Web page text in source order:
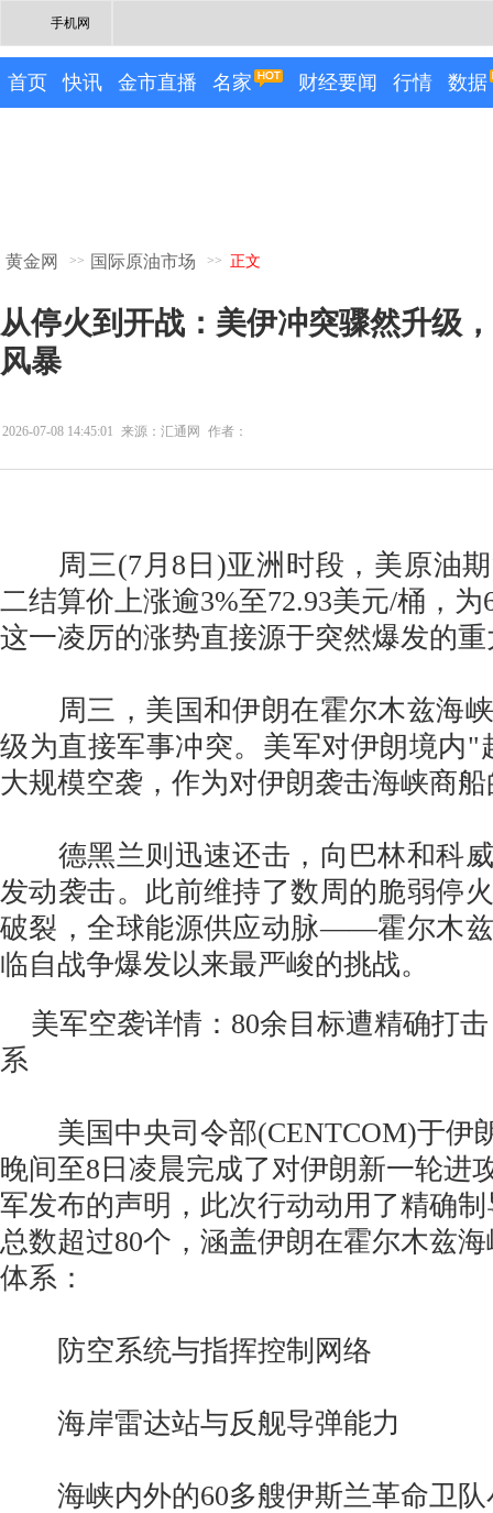
手机网
首页 快讯 金市直播 名家 财经要闻 行情 数据
黄金网 >> 国际原油市场 >> 正文
从停火到开战：美伊冲突骤然升级
风暴
2026-07-08 14:45:01 来源：汇通网 作者：
周三(7月8日)亚洲时段，美原油期
二结算价上涨逾3%至72.93美元/桶，
这一凌厉的涨势直接源于突然爆发的
周三，美国和伊朗在霍尔木兹海峡
级为直接军事冲突。美军对伊朗境内"
大规模空袭，作为对伊朗袭击海峡商
德黑兰则迅速还击，向巴林和科威
发动袭击。此前维持了数周的脆弱停
破裂，全球能源供应动脉——霍尔木
临自战争爆发以来最严峻的挑战。
美军空袭详情：80余目标遭精确打
系
美国中央司令部(CENTCOM)于伊
晚间至8日凌晨完成了对伊朗新一轮进
军发布的声明，此次行动动用了精确
总数超过80个，涵盖伊朗在霍尔木兹
体系：
防空系统与指挥控制网络
海岸雷达站与反舰导弹能力
海峡内外的60多艘伊斯兰革命卫队